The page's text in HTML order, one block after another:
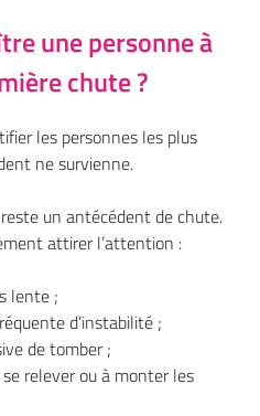
une personne à
chute ?
les personnes les plus
ne survienne.
un antécédent de chute.
attirer l’attention :
lente ;
d’instabilité ;
de tomber ;
relever ou à monter les